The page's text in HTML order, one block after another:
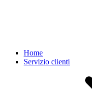
Home
Servizio clienti